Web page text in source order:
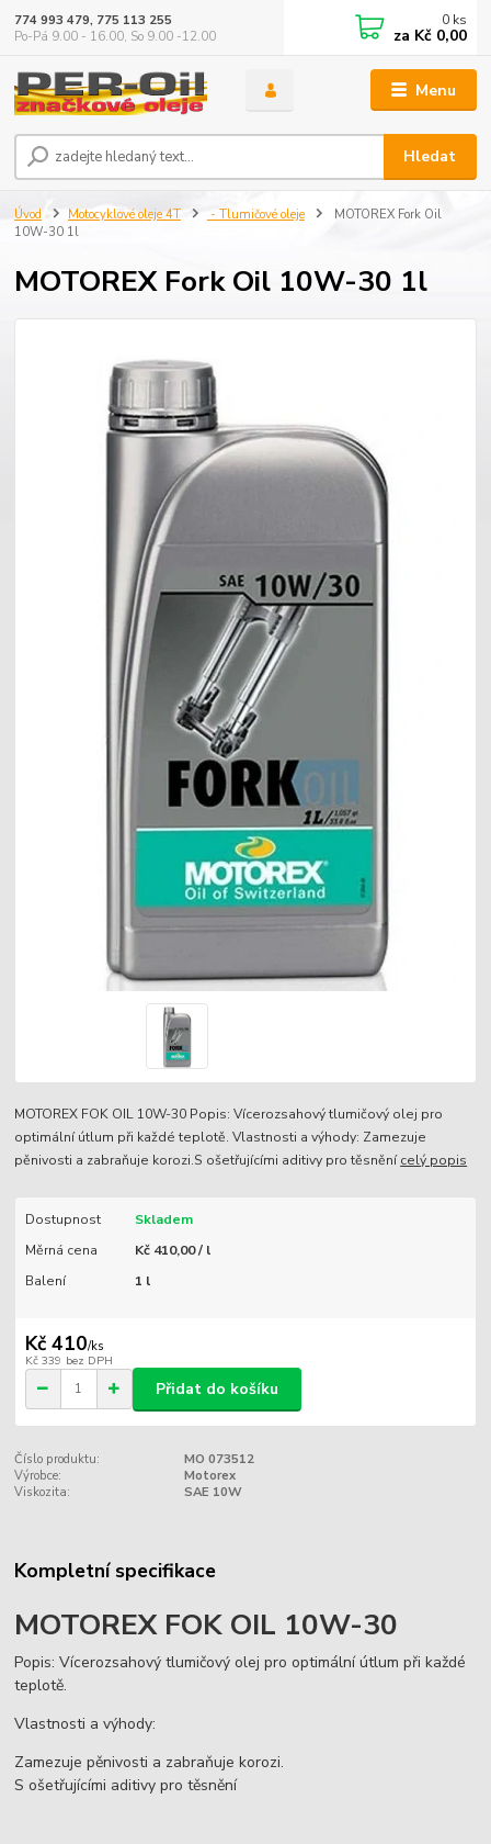
Menu
Hledat
774 993 479, 775 113 255
Po-Pá 9.00 - 16.00, So 9.00 -12.00
0 ks
za Kč 0,00
Úvod Motocyklové oleje 4T - Tlumičové oleje
MOTOREX Fork Oil
10W-30 1l
MOTOREX Fork Oil 10W-30 1l
MOTOREX FOK OIL 10W-30 Popis: Vícerozsahový tlumičový olej pro
optimální útlum při každé teplotě. Vlastnosti a výhody: Zamezuje
pěnivosti a zabraňuje korozi.S ošetřujícími aditivy pro těsněnícelý popis
Dostupnost
Skladem
Měrná cena
Kč 410,00 / l
Balení
1 l
Kč 410/ks
Kč 339 bez DPH
Přidat do košíku
Číslo produktu:
MO 073512
Výrobce:
Motorex
Viskozita:
SAE 10W
Kompletní specifikace
MOTOREX FOK OIL 10W-30
Popis: Vícerozsahový tlumičový olej pro optimální útlum při každé
teplotě.
Vlastnosti a výhody:
Zamezuje pěnivosti a zabraňuje korozi.
S ošetřujícími aditivy pro těsnění